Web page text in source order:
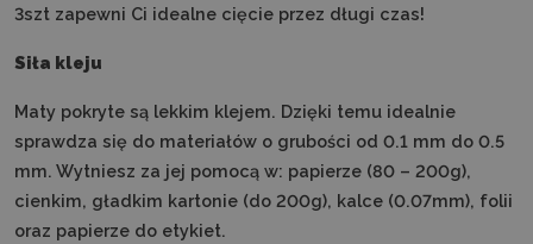
3szt zapewni Ci idealne cięcie przez długi czas!
Siła kleju
Maty pokryte są lekkim klejem. Dzięki temu idealnie
sprawdza się do materiałów o grubości od 0.1 mm do 0.5
mm. Wytniesz za jej pomocą w: papierze (80 – 200g),
cienkim, gładkim kartonie (do 200g), kalce (0.07mm), folii
oraz papierze do etykiet.